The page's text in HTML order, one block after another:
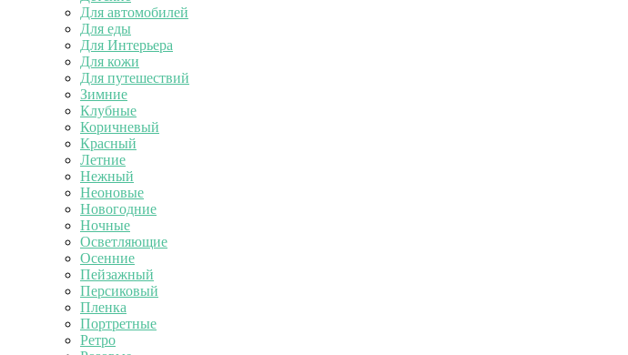
Для автомобилей
Для еды
Для Интерьера
Для кожи
Для путешествий
Зимние
Клубные
Коричневый
Красный
Летние
Нежный
Неоновые
Новогодние
Ночные
Осветляющие
Осенние
Пейзажный
Персиковый
Пленка
Портретные
Ретро